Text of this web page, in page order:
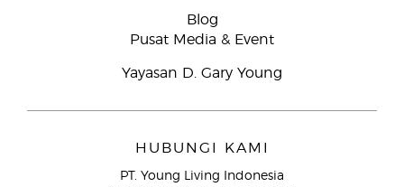
Blog
Pusat Media & Event
Yayasan D. Gary Young
HUBUNGI KAMI
PT. Young Living Indonesia